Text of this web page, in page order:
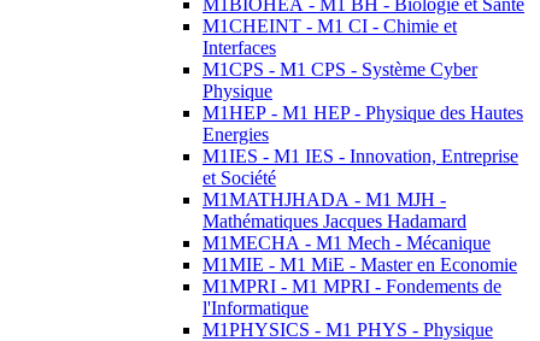
M1BIOHEA - M1 BH - Biologie et Santé
M1CHEINT - M1 CI - Chimie et
Interfaces
M1CPS - M1 CPS - Système Cyber
Physique
M1HEP - M1 HEP - Physique des Hautes
Energies
M1IES - M1 IES - Innovation, Entreprise
et Société
M1MATHJHADA - M1 MJH -
Mathématiques Jacques Hadamard
M1MECHA - M1 Mech - Mécanique
M1MIE - M1 MiE - Master en Economie
M1MPRI - M1 MPRI - Fondements de
l'Informatique
M1PHYSICS - M1 PHYS - Physique